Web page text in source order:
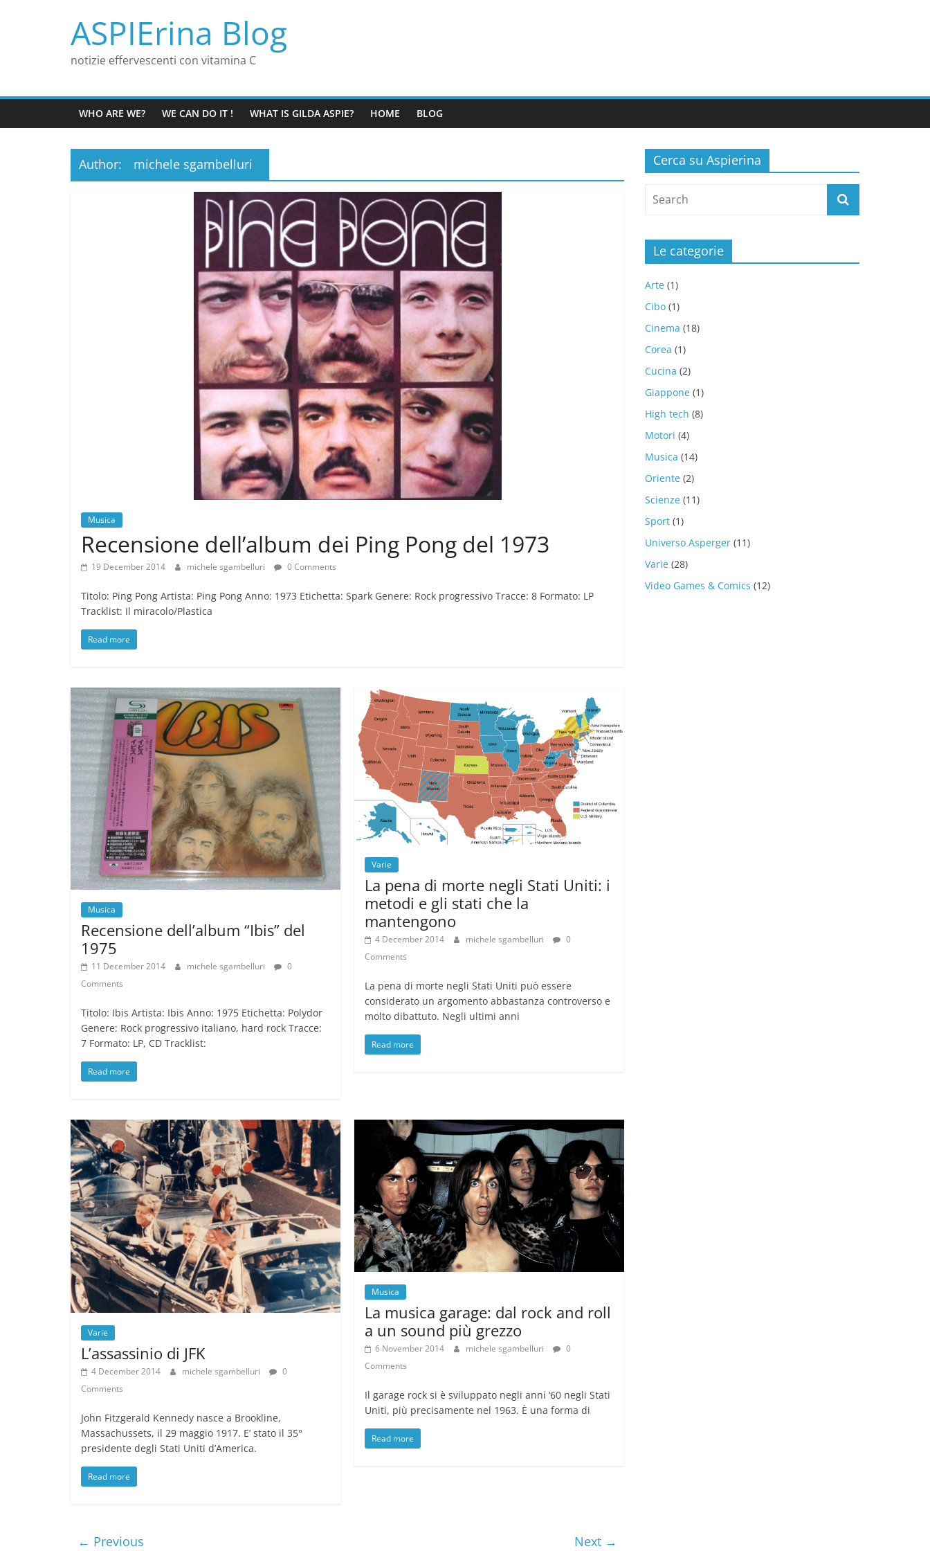
ASPIErina Blog
notizie effervescenti con vitamina C
WHO ARE WE? WE CAN DO IT ! WHAT IS GILDA ASPIE? HOME BLOG
Author: michele sgambelluri
Musica
Recensione dell’album dei Ping Pong del 1973
19 December 2014 michele sgambelluri 0 Comments
Titolo: Ping Pong Artista: Ping Pong Anno: 1973 Etichetta: Spark Genere: Rock progressivo Tracce: 8 Formato: LP
Tracklist: Il miracolo/Plastica
Read more
Musica
Recensione dell’album “Ibis” del
1975
11 December 2014 michele sgambelluri
0
Comments
Titolo: Ibis Artista: Ibis Anno: 1975 Etichetta: Polydor
Genere: Rock progressivo italiano, hard rock Tracce:
7 Formato: LP, CD Tracklist:
Read more
Varie
La pena di morte negli Stati Uniti: i
metodi e gli stati che la
mantengono
4 December 2014 michele sgambelluri
0
Comments
La pena di morte negli Stati Uniti può essere
considerato un argomento abbastanza controverso e
molto dibattuto. Negli ultimi anni
Read more
Varie
L’assassinio di JFK
4 December 2014 michele sgambelluri
0
Comments
John Fitzgerald Kennedy nasce a Brookline,
Massachussets, il 29 maggio 1917. E’ stato il 35°
presidente degli Stati Uniti d’America.
Read more
Musica
La musica garage: dal rock and roll
a un sound più grezzo
6 November 2014 michele sgambelluri
0
Comments
Il garage rock si è sviluppato negli anni ’60 negli Stati
Uniti, più precisamente nel 1963. È una forma di
Read more
← Previous Next →
Cerca su Aspierina
Le categorie
Arte (1)
Cibo (1)
Cinema (18)
Corea (1)
Cucina (2)
Giappone (1)
High tech (8)
Motori (4)
Musica (14)
Oriente (2)
Scienze (11)
Sport (1)
Universo Asperger (11)
Varie (28)
Video Games & Comics (12)